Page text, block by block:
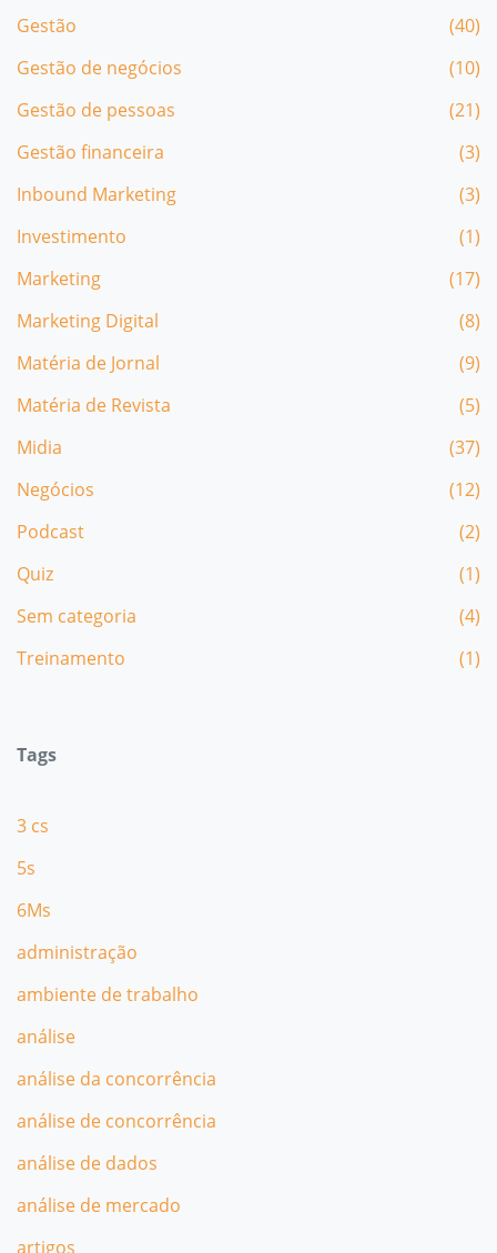
Gestão
(40)
Gestão de negócios
(10)
Gestão de pessoas
(21)
Gestão financeira
(3)
Inbound Marketing
(3)
Investimento
(1)
Marketing
(17)
Marketing Digital
(8)
Matéria de Jornal
(9)
Matéria de Revista
(5)
Midia
(37)
Negócios
(12)
Podcast
(2)
Quiz
(1)
Sem categoria
(4)
Treinamento
(1)
Tags
3 cs
5s
6Ms
administração
ambiente de trabalho
análise
análise da concorrência
análise de concorrência
análise de dados
análise de mercado
artigos